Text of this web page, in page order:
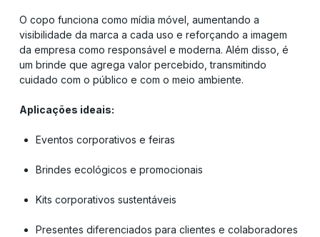
O copo funciona como mídia móvel, aumentando a
visibilidade da marca a cada uso e reforçando a imagem
da empresa como responsável e moderna. Além disso, é
um brinde que agrega valor percebido, transmitindo
cuidado com o público e com o meio ambiente.
Aplicações ideais:
Eventos corporativos e feiras
Brindes ecológicos e promocionais
Kits corporativos sustentáveis
Presentes diferenciados para clientes e colaboradores